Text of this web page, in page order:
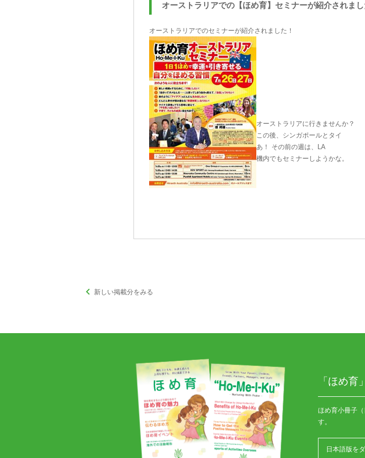
オーストラリアでの【ほめ育】セミナーが紹介されまし
オーストラリアでのセミナーが紹介されました！
オーストラリアに行きませんか？
この後、シンガポールとタイ
あ！ その前の週は、LA
機内でもセミナーしようかな。
keyboard_arrow_left 新しい掲載分をみる
「ほめ育
ほめ育小冊子
す。
日本語版を